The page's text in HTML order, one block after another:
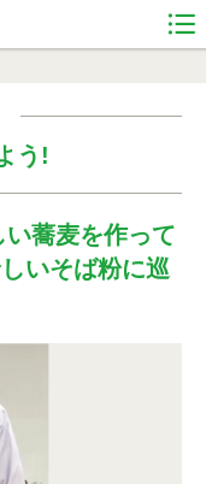
う!
蕎麦を作って
いそば粉に巡